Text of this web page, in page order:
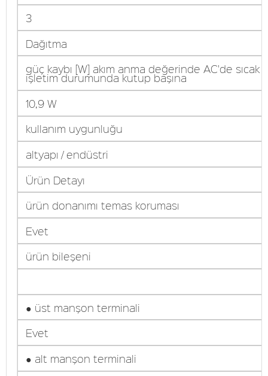
3
Dağıtma
güç kaybı [W] akım anma değerinde AC'de sıcak
işletim durumunda kutup başına
10,9 W
kullanım uygunluğu
altyapı / endüstri
Ürün Detayı
ürün donanımı temas koruması
Evet
ürün bileşeni
● üst manşon terminali
Evet
● alt manşon terminali